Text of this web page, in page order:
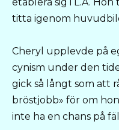
titta igenom
Cheryl upplevde på
cynism under den
gick så långt som att
bröstjobb» för om
inte ha en chans på